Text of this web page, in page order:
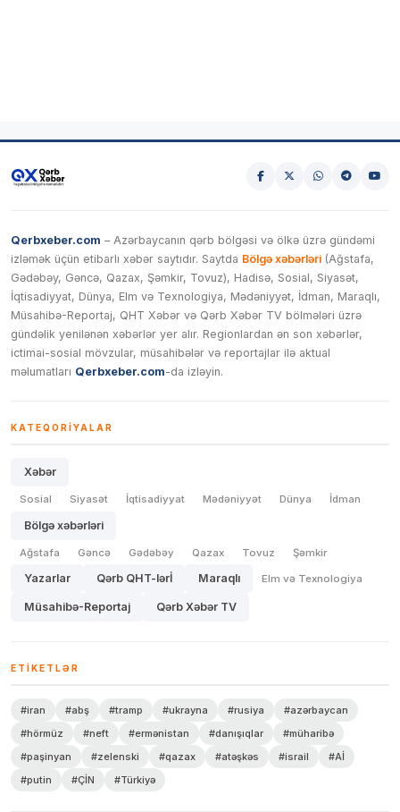
Qerbxeber.com – Azərbaycanın qərb bölgəsi və ölkə üzrə gündəmi
izləmək üçün etibarlı xəbər saytıdır. Saytda Bölgə xəbərləri (Ağstafa,
Gədəbəy, Gəncə, Qazax, Şəmkir, Tovuz), Hadisə, Sosial, Siyasət,
İqtisadiyyat, Dünya, Elm və Texnologiya, Mədəniyyət, İdman, Maraqlı,
Müsahibə-Reportaj, QHT Xəbər və Qərb Xəbər TV bölmələri üzrə
gündəlik yenilənən xəbərlər yer alır. Regionlardan ən son xəbərlər,
ictimai-sosial mövzular, müsahibələr və reportajlar ilə aktual
məlumatları Qerbxeber.com-da izləyin.
KATEQORIYALAR
Xəbər
Sosial Siyasət İqtisadiyyat Mədəniyyət Dünya İdman
Bölgə xəbərləri
Ağstafa Gəncə Gədəbəy Qazax Tovuz Şəmkir
Yazarlar Qərb QHT-lərİ Maraqlı Elm və Texnologiya
Müsahibə-Reportaj Qərb Xəbər TV
ETIKETLƏR
#iran #abş #tramp #ukrayna #rusiya
#azərbaycan
#hörmüz
#neft #ermənistan #danışıqlar
#müharibə
#paşinyan
#zelenski #qazax #atəşkəs #israil
#Aİ
#putin
#ÇİN #Türkiyə